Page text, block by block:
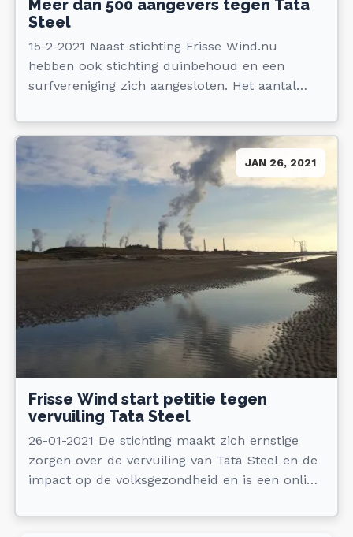
Meer dan 500 aangevers tegen Tata
Steel
15-2-2021 Naast stichting Frisse Wind.nu
hebben ook stichting duinbehoud en een
surfvereniging zich aangesloten. Het aantal
JAN 26, 2021
Frisse Wind start petitie tegen
vervuiling Tata Steel
26-01-2021 De stichting maakt zich ernstige
zorgen over de vervuiling van Tata Steel en de
impact op de volksgezondheid en is een online